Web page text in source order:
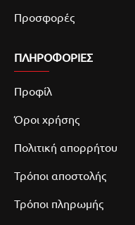
Προσφορές
ΠΛΗΡΟΦΟΡΙΕΣ
Προφίλ
Όροι χρήσης
Πολιτική απορρήτου
Τρόποι αποστολής
Τρόποι πληρωμής